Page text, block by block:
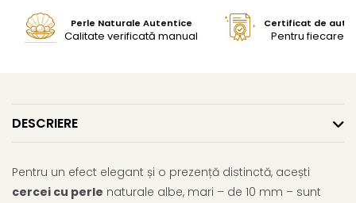
Perle Naturale Autentice
Calitate verificată manual
Certificat de
Pentru fiecare
DESCRIERE
Pentru un efect elegant și o prezență distinctă, acești
cercei cu perle naturale albe, mari – de 10 mm – sunt